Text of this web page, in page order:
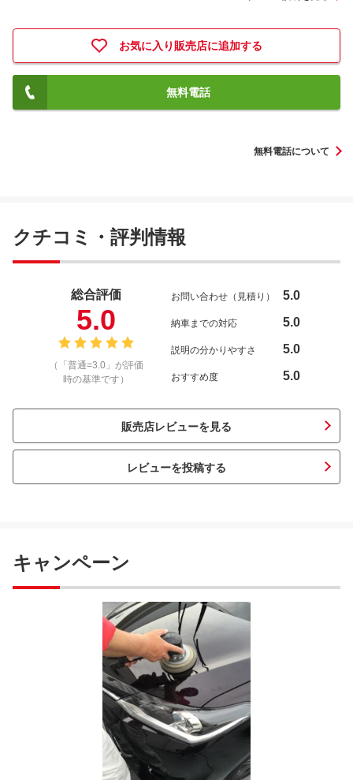
お気に入り販売店に追加する
無料電話
無料電話について
クチコミ・評判情報
総合評価
5.0
（「普通=3.0」が評価
時の基準です）
お問い合わせ（見積り） 5.0
納車までの対応 5.0
説明の分かりやすさ 5.0
おすすめ度 5.0
販売店レビューを見る
レビューを投稿する
キャンペーン